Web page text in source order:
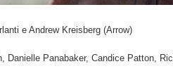
e Andrew Kreisberg (Arrow)
Danielle Panabaker, Candice Patton,